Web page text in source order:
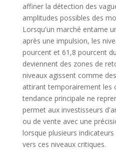
affiner la détection des
amplitudes possibles des
Lorsqu'un marché entame
après une impulsion, les
pourcent et 61,8 pourcent
deviennent des zones de
niveaux agissent comme
attirant temporairement les
tendance principale ne
permet aux investisseurs
ou de vente avec une
lorsque plusieurs
vers ces niveaux critiques.